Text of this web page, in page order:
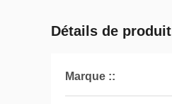
Détails de produit
Marque ::